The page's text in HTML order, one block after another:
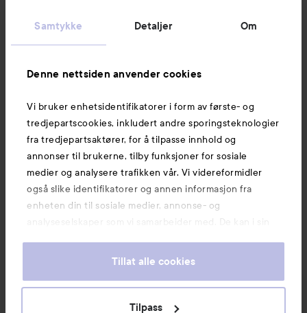
Samtykke Detaljer Om
Denne nettsiden anvender cookies
Vi bruker enhetsidentifikatorer i form av første- og
tredjepartscookies, inkludert andre sporingsteknologier
fra tredjepartsaktører, for å tilpasse innhold og
annonser til brukerne, tilby funksjoner for sosiale
medier og analysere trafikken vår. Vi videreformidler
også slike identifikatorer og annen informasjon fra
enheten din til sosiale medier, annonse- og
analyseselskaper som vi samarbeider med. De kan i sin
informasjon som du har oppgitt eller som de har samlet
våre cookies ved å fortsette å bruke nettsiden vår. For
informasjon om hvordan du kan endre innstillingene for
Tillat alle cookies
Tilpass
Kundeservice
Informasjon
Også av interesse